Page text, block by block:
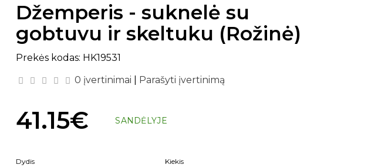
Džemperis - suknelė su
gobtuvu ir skeltuku (Rožinė)
Prekės kodas: HK19531
0 įvertinimai
Parašyti įvertinimą
41.15€ SANDĖLYJE
Dydis Kiekis